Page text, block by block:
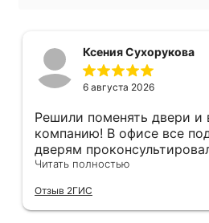
Ксения Сухорукова
6 августа 2026
Решили поменять двери и
компанию! В офисе все подсказали и по
дверям
фурнитуре. Анастасия
Монтаж быстро,
Сергея прямо
Читать полностью
Отзыв 2ГИС